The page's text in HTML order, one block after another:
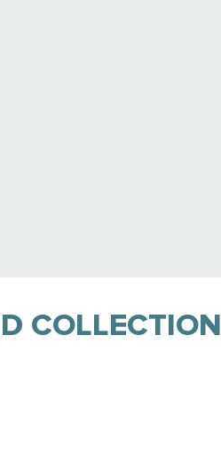
COLLECTION